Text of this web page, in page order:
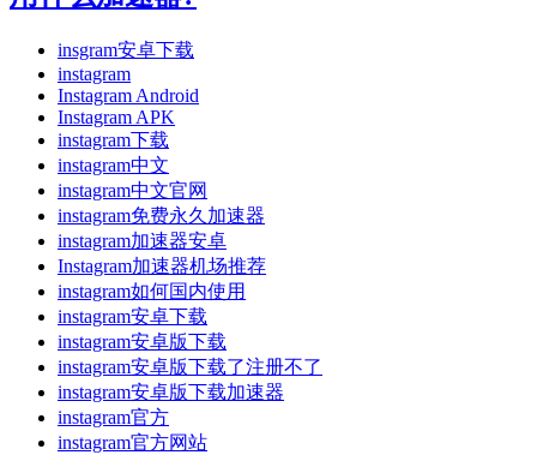
insgram安卓下载
instagram
Instagram Android
Instagram APK
instagram下载
instagram中文
instagram中文官网
instagram免费永久加速器
instagram加速器安卓
Instagram加速器机场推荐
instagram如何国内使用
instagram安卓下载
instagram安卓版下载
instagram安卓版下载了注册不了
instagram安卓版下载加速器
instagram官方
instagram官方网站